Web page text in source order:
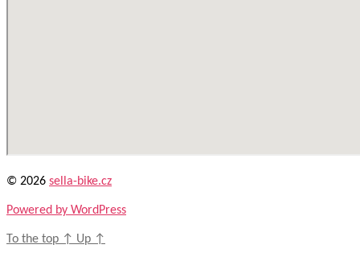
© 2026 sella-bike.cz
Powered by WordPress
To the top ↑ Up ↑